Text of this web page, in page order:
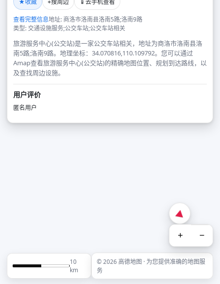
收藏 搜周边 去手机查看
查看完整信息地址: 商洛市洛南县洛南5路;洛南9路
类型: 交通设施服务;公交车站;公交车站相关
旅游服务中心(公交站)是一家公交车站相关，地址为商洛市洛南县洛
南5路;洛南9路。地理坐标：34.070816,110.109792。您可以通过
Amap查看旅游服务中心(公交站)的精确地图位置、规划到达路线，以
及查找周边设施。
用户评价
匿名用户
+ −
10
km
© 2026 高德地图 · 为您提供准确的地图服
务